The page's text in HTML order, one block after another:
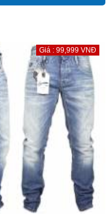
Giá : 99,999 VNĐ